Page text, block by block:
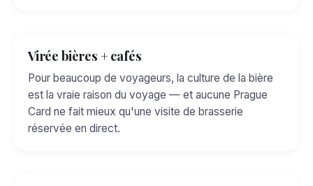
Virée bières + cafés
Pour beaucoup de voyageurs, la culture de la bière
est la vraie raison du voyage — et aucune Prague
Card ne fait mieux qu'une visite de brasserie
réservée en direct.